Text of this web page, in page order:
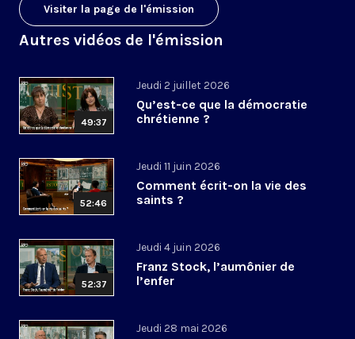
Visiter la page de l'émission
Autres vidéos de l'émission
49:37
Jeudi 2 juillet 2026
Qu’est-ce que la démocratie
chrétienne ?
52:46
Jeudi 11 juin 2026
Comment écrit-on la vie des
saints ?
52:37
Jeudi 4 juin 2026
Franz Stock, l’aumônier de
l’enfer
Jeudi 28 mai 2026